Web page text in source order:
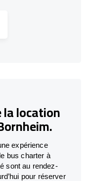
la location
expérience
bus charter à
sont au rendez-
pour réserver